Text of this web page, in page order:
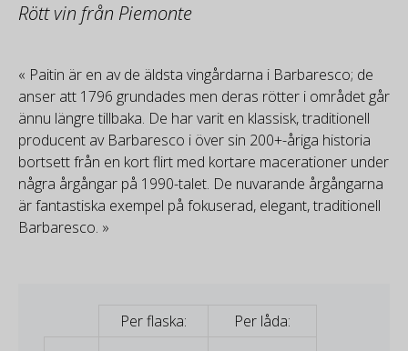
Rött vin från Piemonte
« Paitin är en av de äldsta vingårdarna i Barbaresco; de
anser att 1796 grundades men deras rötter i området går
ännu längre tillbaka. De har varit en klassisk, traditionell
producent av Barbaresco i över sin 200+-åriga historia
bortsett från en kort flirt med kortare macerationer under
några årgångar på 1990-talet. De nuvarande årgångarna
är fantastiska exempel på fokuserad, elegant, traditionell
Barbaresco. »
Per flaska: Per låda: